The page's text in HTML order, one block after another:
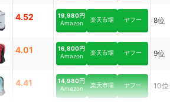
4.52
19,980円
Amazon
楽天市場 ヤフー 8位
4.01
16,800円
Amazon
楽天市場 ヤフー 9位
4.41
14,980円
Amazon
楽天市場 ヤフー 10位